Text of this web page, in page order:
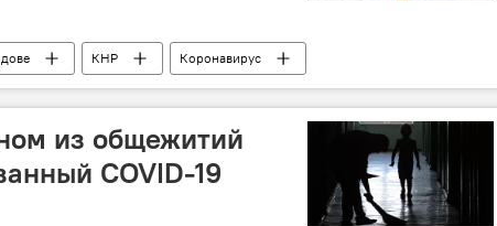
КНР Коронавирус
из общежитий
COVID-19